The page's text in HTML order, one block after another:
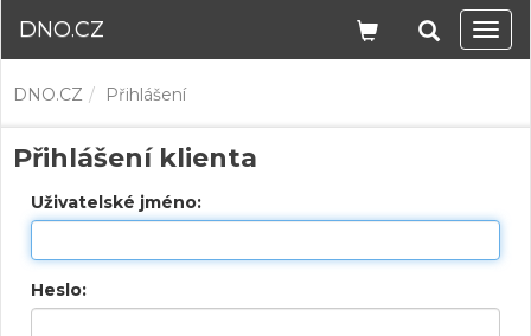
DNO.CZ
DNO.CZ Přihlášení
Přihlášení klienta
Uživatelské jméno:
Heslo: